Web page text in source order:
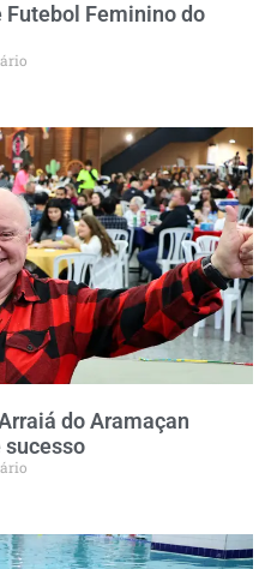
Feminino do
do Aramaçan
sucesso